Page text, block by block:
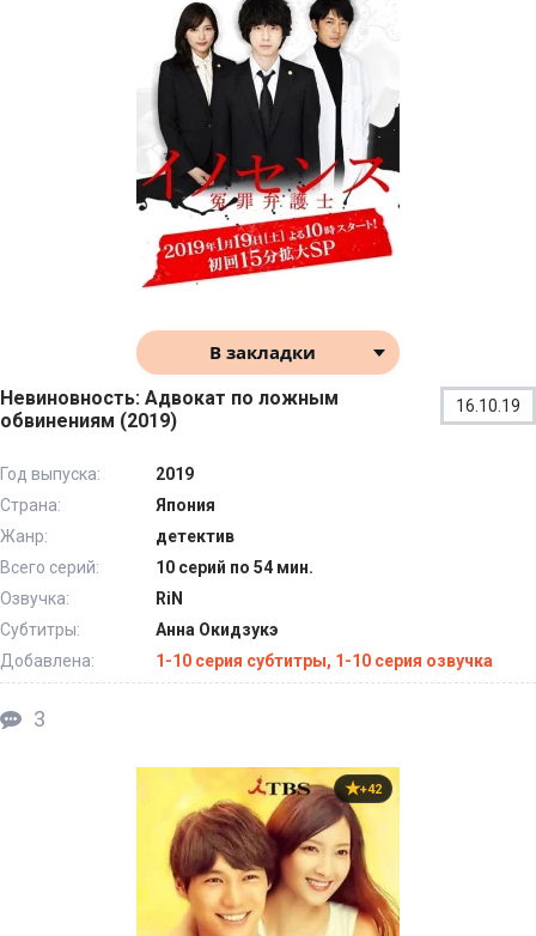
В закладки
Невиновность: Адвокат по ложным
обвинениям (2019)
16.10.19
Год выпуска:
2019
Страна:
Япония
Жанр:
детектив
Всего серий:
10 серий по 54 мин.
Озвучка:
RiN
Субтитры:
Анна Окидзукэ
Добавлена:
1-10 серия субтитры, 1-10 серия озвучка
3
+42